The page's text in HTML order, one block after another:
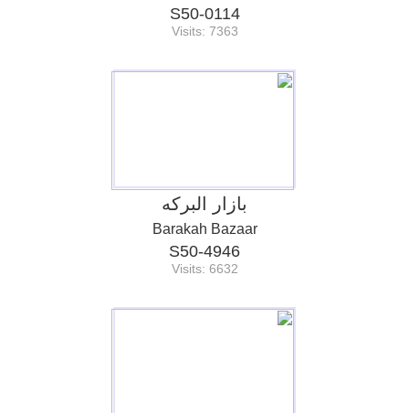
S50-0114
Visits: 7363
بازار البركه
Barakah Bazaar
S50-4946
Visits: 6632